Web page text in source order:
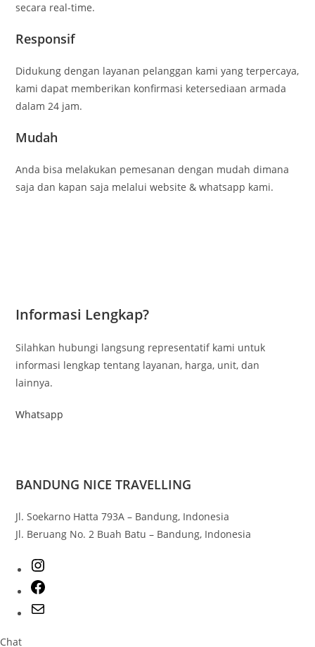
secara real-time.
Responsif
Didukung dengan layanan pelanggan kami yang terpercaya,
kami dapat memberikan konfirmasi ketersediaan armada
dalam 24 jam.
Mudah
Anda bisa melakukan pemesanan dengan mudah dimana
saja dan kapan saja melalui website & whatsapp kami.
Informasi Lengkap?
Silahkan hubungi langsung representatif kami untuk
informasi lengkap tentang layanan, harga, unit, dan
lainnya.
Whatsapp
BANDUNG NICE TRAVELLING
Jl. Soekarno Hatta 793A – Bandung, Indonesia
Jl. Beruang No. 2 Buah Batu – Bandung, Indonesia
Chat